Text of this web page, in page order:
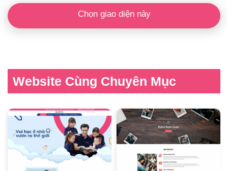
Chọn giao diện này
Website Cùng Chuyên Mục